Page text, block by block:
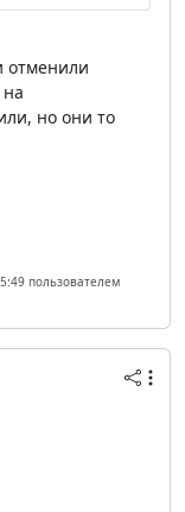
отменили
но они то
пользователем